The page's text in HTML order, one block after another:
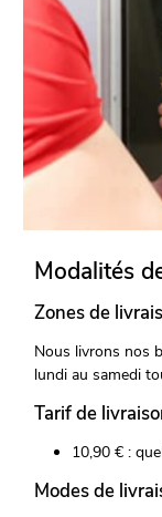
Modalités
Zones de
Nous livrons nos
lundi au samedi
Tarif de
10,90 € :
Modes de